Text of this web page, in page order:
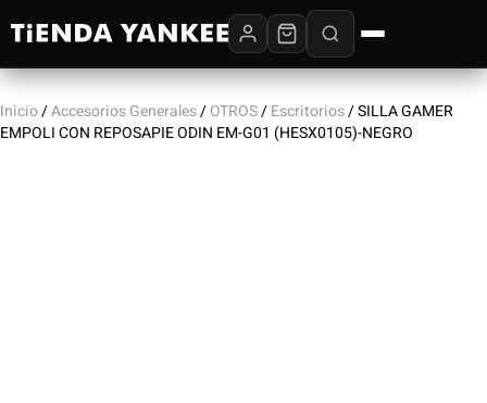
Inicio/Accesorios Generales/OTROS/Escritorios/ SILLA GAMER
EMPOLI CON REPOSAPIE ODIN EM-G01 (HESX0105)-NEGRO